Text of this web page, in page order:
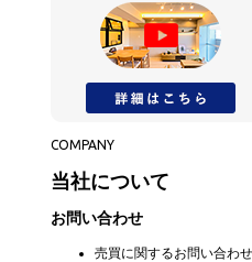
COMPANY
当社について
お問い合わせ
売買に関するお問い合わせ